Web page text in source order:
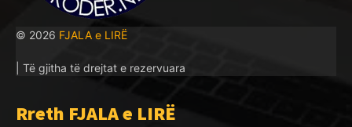
© 2026 FJALA e LIRË
| Të gjitha të drejtat e rezervuara
Rreth FJALA e LIRË